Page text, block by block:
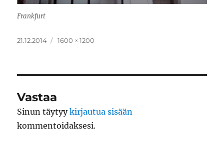
Frankfurt
Julkaistu
21.12.2014 Täysikokoinen
1600 × 1200
Vastaa
Sinun täytyykirjautua sisään
kommentoidaksesi.